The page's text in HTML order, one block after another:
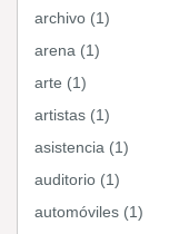
archivo (1)
arena (1)
arte (1)
artistas (1)
asistencia (1)
auditorio (1)
automóviles (1)